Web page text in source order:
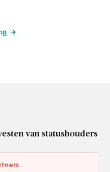
van statushouders